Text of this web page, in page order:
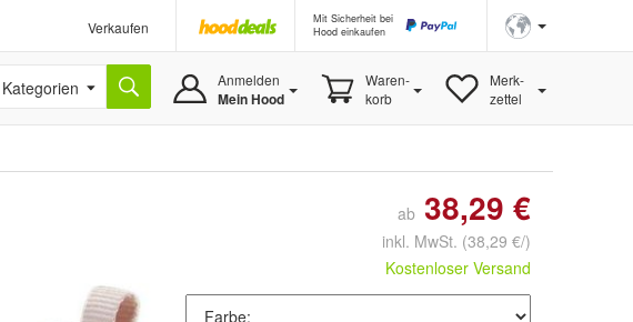
Verkaufen
Mit Sicherheit bei
Hood einkaufen
Anmelden
Mein Hood
Waren-
korb
Merk-
zettel
ab 38,29 €
inkl. MwSt. (38,29 €/)
Kostenloser Versand